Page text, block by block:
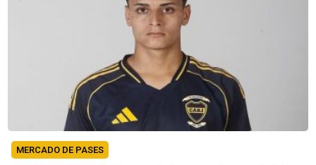
MERCADO DE PASES